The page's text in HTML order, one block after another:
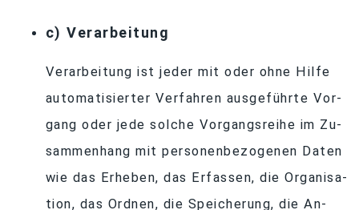
c) Ver­ar­bei­tung
Ver­ar­bei­tung ist je­der mit oder ohne Hilfe
au­to­ma­ti­sier­ter Ver­fah­ren aus­ge­führte Vor­
gang oder jede sol­che Vor­gangs­reihe im Zu­
sam­men­hang mit per­so­nen­be­zo­ge­nen Da­ten
wie das Er­he­ben, das Er­fas­sen, die Or­ga­ni­sa­
tion, das Ord­nen, die Spei­che­rung, die An­